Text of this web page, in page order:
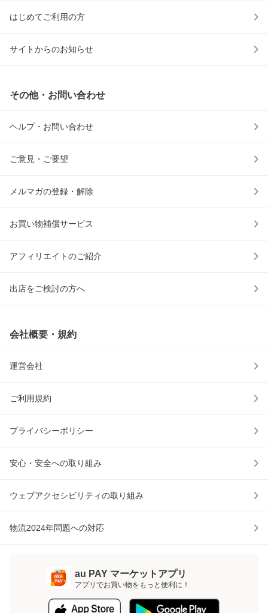
はじめてご利用の方
サイトからのお知らせ
その他・お問い合わせ
ヘルプ・お問い合わせ
ご意見・ご要望
メルマガの登録・解除
お買い物補償サービス
アフィリエイトのご紹介
出店をご検討の方へ
会社概要・規約
運営会社
ご利用規約
プライバシーポリシー
安心・安全への取り組み
ウェブアクセシビリティの取り組み
物流2024年問題への対応
au PAY マーケットアプリ
アプリでお買い物をもっと便利に！